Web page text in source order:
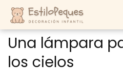
Una lámpara
los cielos